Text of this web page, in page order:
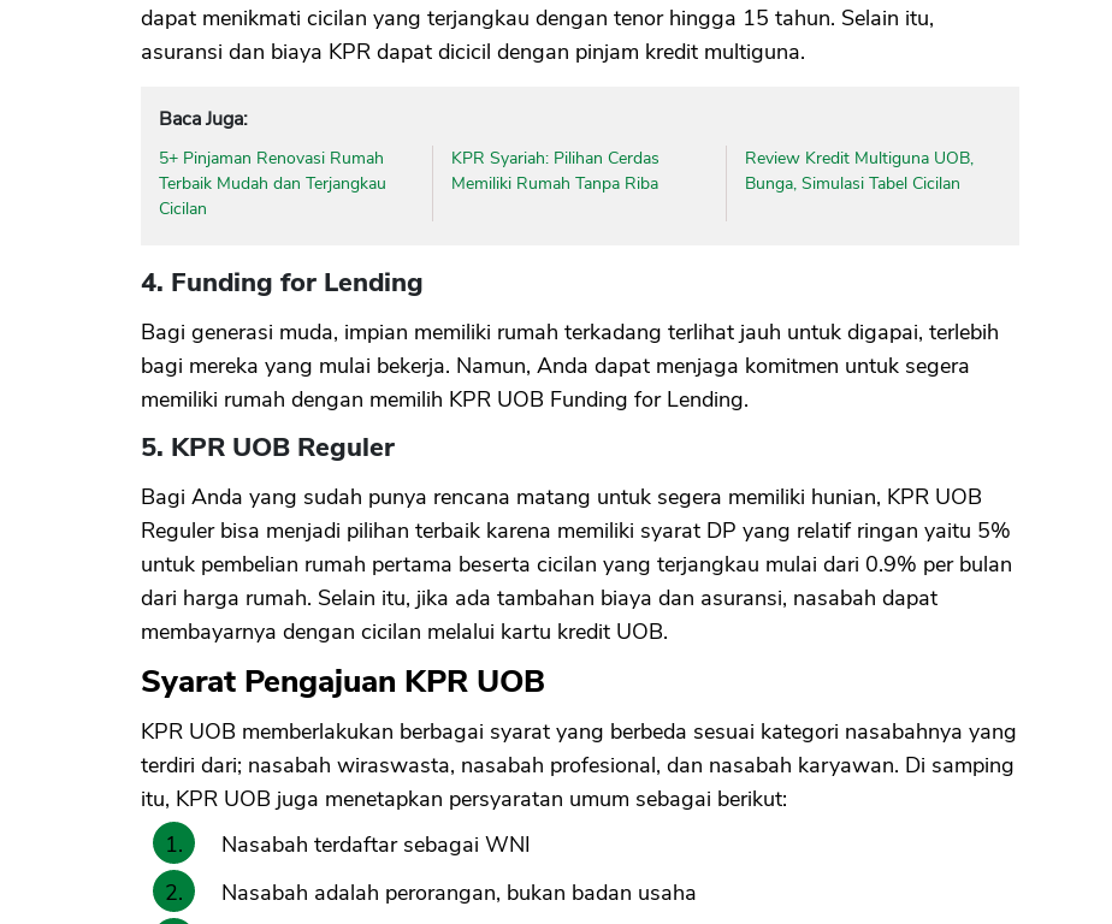
dapat menikmati cicilan yang terjangkau dengan tenor hingga 15 tahun. Selain itu,
asuransi dan biaya KPR dapat dicicil dengan pinjam kredit multiguna.
Baca Juga:
5+ Pinjaman Renovasi Rumah
Terbaik Mudah dan Terjangkau
Cicilan
KPR Syariah: Pilihan Cerdas
Memiliki Rumah Tanpa Riba
Review Kredit Multiguna UOB,
Bunga, Simulasi Tabel Cicilan
4. Funding for Lending
Bagi generasi muda, impian memiliki rumah terkadang terlihat jauh untuk digapai, terlebih
bagi mereka yang mulai bekerja. Namun, Anda dapat menjaga komitmen untuk segera
memiliki rumah dengan memilih KPR UOB Funding for Lending.
5. KPR UOB Reguler
Bagi Anda yang sudah punya rencana matang untuk segera memiliki hunian, KPR UOB
Reguler bisa menjadi pilihan terbaik karena memiliki syarat DP yang relatif ringan yaitu 5%
untuk pembelian rumah pertama beserta cicilan yang terjangkau mulai dari 0.9% per bulan
dari harga rumah. Selain itu, jika ada tambahan biaya dan asuransi, nasabah dapat
membayarnya dengan cicilan melalui kartu kredit UOB.
Syarat Pengajuan KPR UOB
KPR UOB memberlakukan berbagai syarat yang berbeda sesuai kategori nasabahnya yang
terdiri dari; nasabah wiraswasta, nasabah profesional, dan nasabah karyawan. Di samping
itu, KPR UOB juga menetapkan persyaratan umum sebagai berikut:
Nasabah terdaftar sebagai WNI
Nasabah adalah perorangan, bukan badan usaha